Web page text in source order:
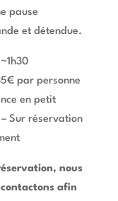
pause
et détendue.
par personne
en petit
Sur réservation
nous
afin